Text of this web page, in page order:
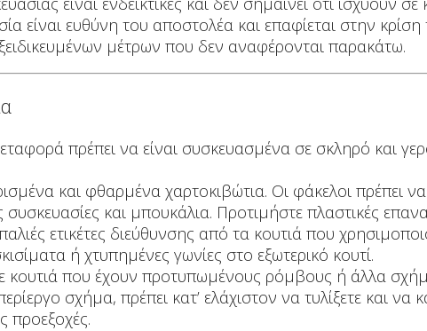
είναι ευθύνη του αποστολέα και επαφίεται στην
μέτρων που δεν αναφέρονται παρακάτω.
πρέπει να είναι συσκευασμένα σε σκληρό και
και φθαρμένα χαρτοκιβώτια. Οι φάκελοι πρέπει να
συσκευασίες και μπουκάλια. Προτιμήστε πλαστικές
ετικέτες διεύθυνσης από τα κουτιά που
ή χτυπημένες γωνίες στο εξωτερικό κουτί.
κουτιά που έχουν προτυπωμένους ρόμβους ή άλλα
σχήμα, πρέπει κατ’ ελάχιστον να τυλίξετε και να
προεξοχές.